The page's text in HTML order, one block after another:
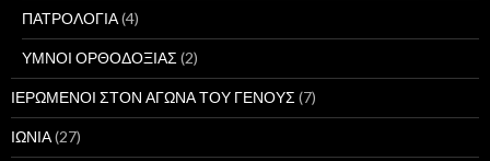
ΠΑΤΡΟΛΟΓΙΑ(4)
ΥΜΝΟΙ ΟΡΘΟΔΟΞΙΑΣ (2)
ΙΕΡΩΜΕΝΟΙ ΣΤΟΝ ΑΓΩΝΑ ΤΟΥ ΓΕΝΟΥΣ (7)
ΙΩΝΙΑ(27)